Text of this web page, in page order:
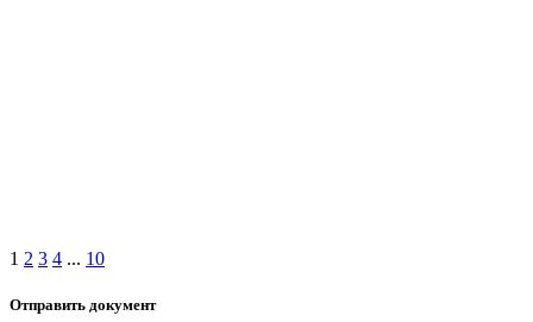
1 2 3 4 ... 10
Отправить документ